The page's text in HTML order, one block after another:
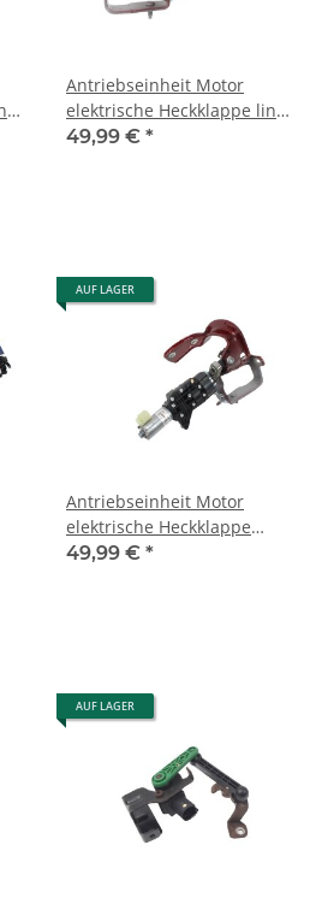
Antriebseinheit Motor
elektrische Heckklappe links
8W9827851A Audi A4 B9
49,99 € *
AUF LAGER
Antriebseinheit Motor
elektrische Heckklappe
rechts 8W9827852A Audi A4
49,99 € *
AUF LAGER